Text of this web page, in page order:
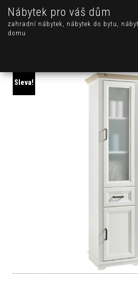
Nábytek pro váš dům
zahradní nábytek, nábytek do bytu,
domu
Sleva!